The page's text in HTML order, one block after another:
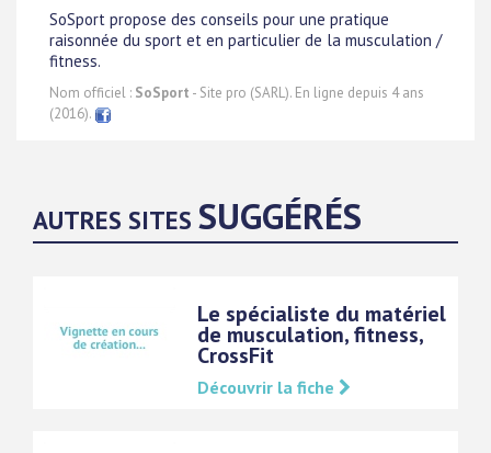
SoSport propose des conseils pour une pratique
raisonnée du sport et en particulier de la musculation /
fitness.
Nom officiel : SoSport - Site pro (SARL). En ligne depuis 4 ans
(2016).
AUTRES SITES SUGGÉRÉS
Le spécialiste du matériel
de musculation, fitness,
CrossFit
Découvrir la fiche